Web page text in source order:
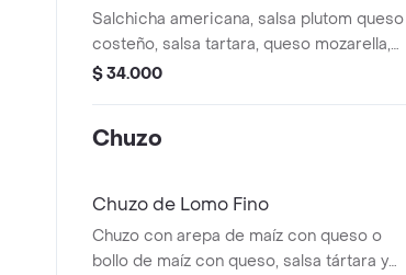
Salchicha americana, salsa plutom queso
costeño, salsa tartara, queso mozarella,
tocineta, piña caramelizada. acompañado
$ 34.000
Chuzo
Chuzo de Lomo Fino
Chuzo con arepa de maíz con queso o
bollo de maíz con queso, salsa tártara y